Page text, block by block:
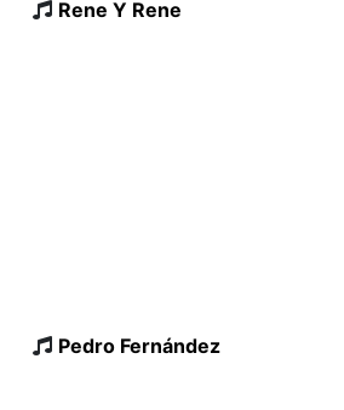
Rene Y Rene
Pedro Fernández